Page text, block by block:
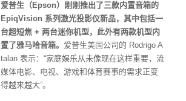
爱普生（Epson）刚刚推出了三款内置音箱的
EpiqVision 系列激光投影仪新品，其中包括一
台超短焦 + 两台迷你机型，此外有两款机型内
置了雅马哈音箱。 爱普生美国公司的 Rodrigo A
talan 表示：“家庭娱乐从未像现在这样重要，流
媒体电影、电视、游戏和体育赛事的需求正变
得越来越大”。